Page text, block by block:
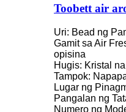
Toobett air
Uri: Bead ng
Gamit sa Air
opisina
Hugis: Kristal
Tampok:
Lugar ng
Pangalan ng
Numero ng